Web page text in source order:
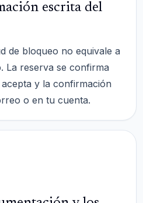
escrita del
de bloqueo no equivale a
La reserva se confirma
y la confirmación
o en tu cuenta.